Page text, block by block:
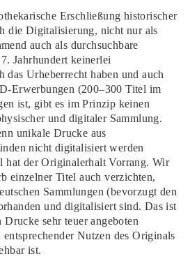
Erschließung historischer
die Digitalisierung, nicht nur als
auch als durchsuchbare
Jahrhundert keinerlei
das Urheberrecht haben und auch
Erwerbungen (200–300 Titel im
ist, gibt es im Prinzip keinen
und digitaler Sammlung.
unikale Drucke aus
nicht digitalisiert werden
hat der Originalerhalt Vorrang. Wir
einzelner Titel auch verzichten,
Sammlungen (bevorzugt den
und digitalisiert sind. Das ist
sehr teuer angeboten
entsprechender Nutzen des Originals
ist.